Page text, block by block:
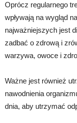
Oprócz regularnego
wpływają na wygląd
najważniejszych jest
zadbać o zdrową i
warzywa, owoce i
Ważne jest również
nawodnienia
dnia, aby utrzymać